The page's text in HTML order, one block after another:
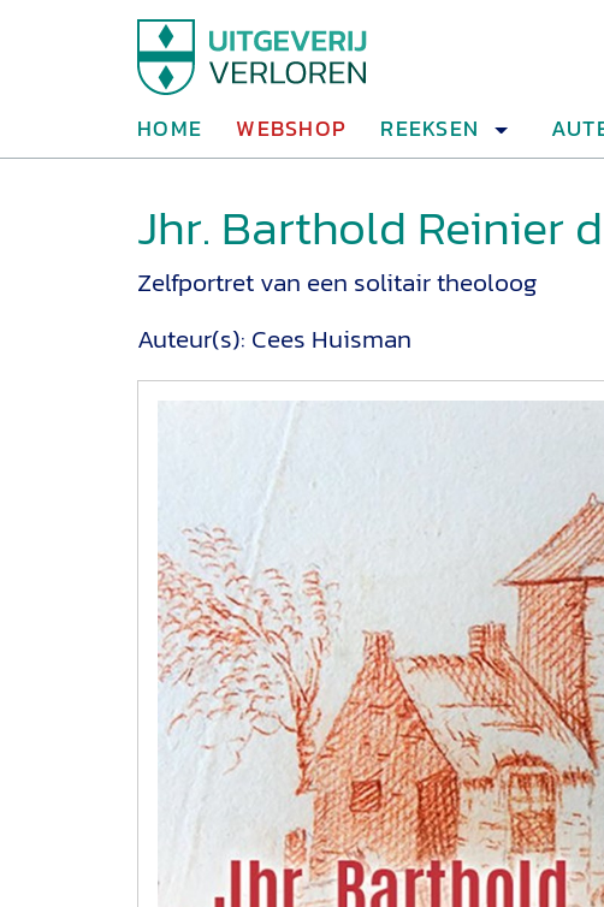
HOME WEBSHOP REEKSEN
Jhr. Barthold Reinier
Zelfportret van een solitair theoloog
Auteur(s): Cees Huisman